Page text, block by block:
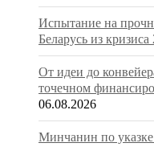
Испытание на
Беларусь из кризиса
От идеи до
точечном
06.08.2026
Минчанин по указке